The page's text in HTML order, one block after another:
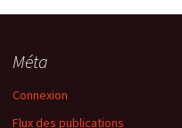
Méta
Connexion
Flux des publications